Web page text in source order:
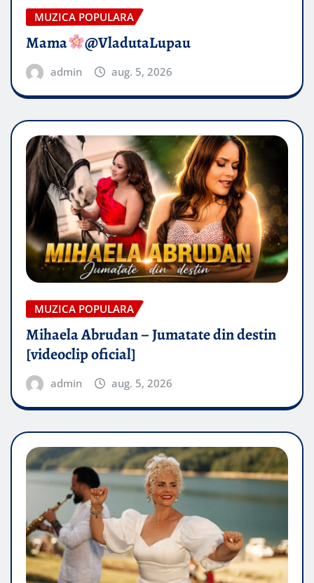
MUZICA POPULARA
Mama @VladutaLupau
admin aug. 5, 2026
MUZICA POPULARA
Mihaela Abrudan – Jumatate din destin
[videoclip oficial]
admin aug. 5, 2026